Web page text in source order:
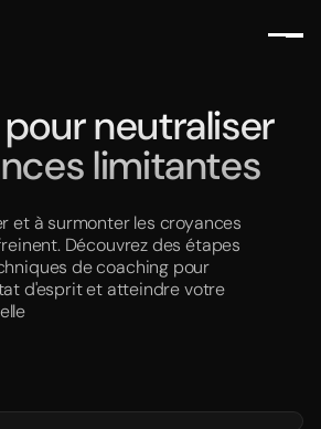
neutraliser
limitantes
et à surmonter les croyances
Découvrez des étapes
de coaching pour
d'esprit et atteindre votre